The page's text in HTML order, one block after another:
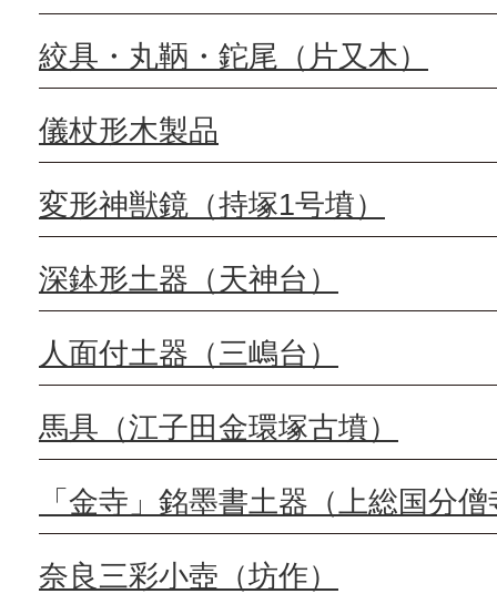
絞具・丸鞆・鉈尾（片又木）
儀杖形木製品
変形神獣鏡（持塚1号墳）
深鉢形土器（天神台）
人面付土器（三嶋台）
馬具（江子田金環塚古墳）
「金寺」銘墨書土器（上総国分
奈良三彩小壺（坊作）